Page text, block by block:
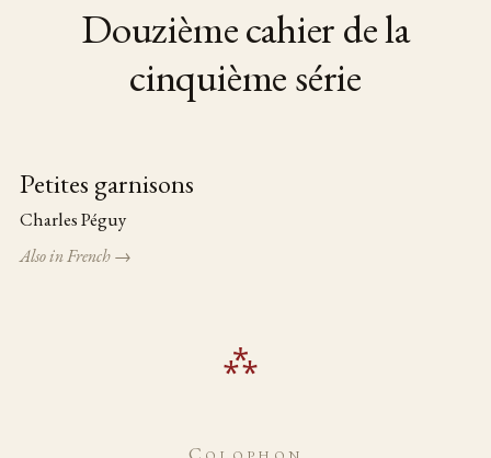
Douzième cahier de la
cinquième série
Table of pieces
Petites garnisons
Charles Péguy
Also in French →